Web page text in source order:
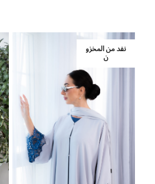
نفد من المخزو
ن